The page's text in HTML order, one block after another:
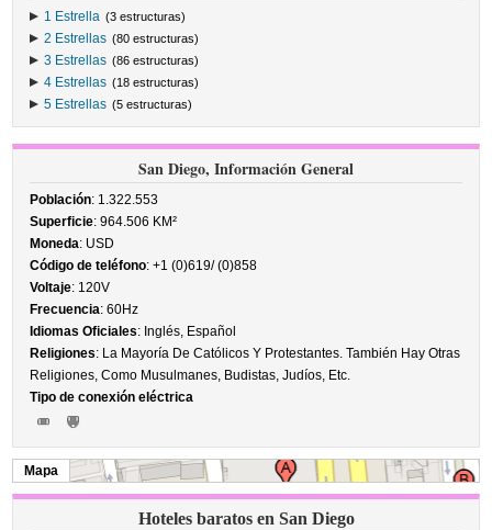
1 Estrella (3 estructuras)
2 Estrellas (80 estructuras)
3 Estrellas (86 estructuras)
4 Estrellas (18 estructuras)
5 Estrellas (5 estructuras)
San Diego, Información General
Población: 1.322.553
Superficie: 964.506 KM²
Moneda: USD
Código de teléfono: +1 (0)619/ (0)858
Voltaje: 120V
Frecuencia: 60Hz
Idiomas Oficiales: Inglés, Español
Religiones: La Mayoría De Católicos Y Protestantes. También Hay Otras
Religiones, Como Musulmanes, Budistas, Judíos, Etc.
Tipo de conexión eléctrica
Mapa
Hoteles baratos en San Diego